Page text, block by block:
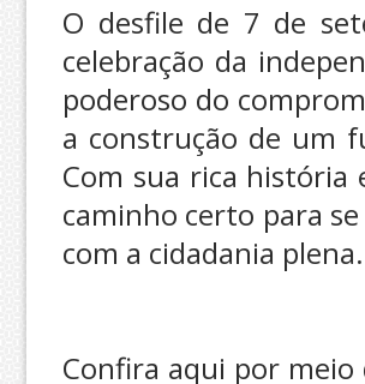
O desfile de 7 de
celebração da
poderoso do
a construção de um
Com sua rica história
caminho certo para
com a cidadania plena.
Confira aqui por meio